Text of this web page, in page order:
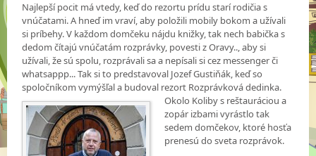
Najlepší pocit má vtedy, keď do rezortu prídu starí rodičia s
vnúčatami. A hneď im vraví, aby položili mobily bokom a užívali
si príbehy. V každom domčeku nájdu knižky, tak nech babička s
dedom čítajú vnúčatám rozprávky, povesti z Oravy.., aby si
užívali, že sú spolu, rozprávali sa a nepísali si cez messenger či
whatsappp... Tak si to predstavoval Jozef Gustiňák, keď so
spoločníkom vymýšľal a budoval rezort Rozprávková dedinka.
Okolo Koliby s reštauráciou a
zopár izbami vyrástlo tak
sedem domčekov, ktoré hosťa
prenesú do sveta rozprávok.